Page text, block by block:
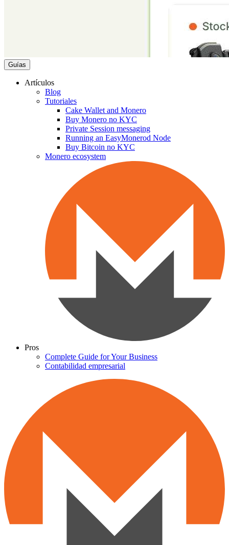
Guías
Artículos
Blog
Tutoriales
Cake Wallet and Monero
Buy Monero no KYC
Private Session messaging
Running an EasyMonerod Node
Buy Bitcoin no KYC
Monero ecosystem
Pros
Complete Guide for Your Business
Contabilidad empresarial